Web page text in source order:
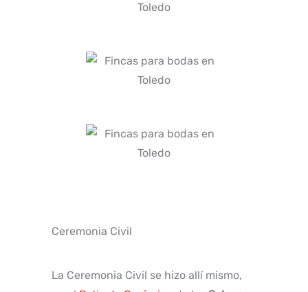
Ceremonia Civil
La Ceremonia Civil se hizo allí mismo,